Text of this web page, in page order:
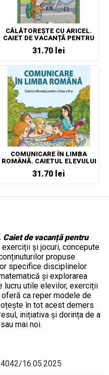
CĂLĂTOREȘTE CU ARICEL.
CAIET DE VACANȚĂ PENTRU
31.70 lei
COMUNICARE ÎN LIMBA
ROMÂNĂ. CAIETUL ELEVULUI
31.70 lei
de vacanță pentru
și jocuri, concepute
propuse
specifice disciplinelor
și explorarea
lucru utile elevilor, exerciții
oferă ca reper modele de
în tot acest demers
inițiativa și dorința de a
mai noi.
4042/16.05.2025